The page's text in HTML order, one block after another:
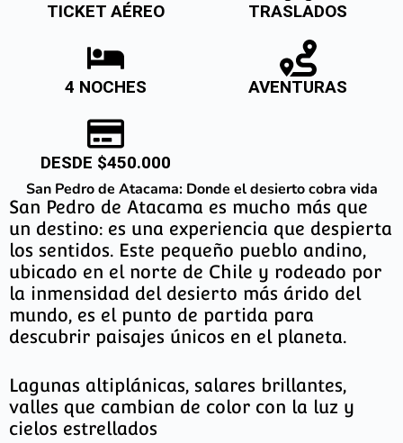
TICKET AÉREO TRASLADOS
4 NOCHES AVENTURAS
DESDE $450.000
San Pedro de Atacama: Donde el desierto cobra vida
San Pedro de Atacama es mucho más que
un destino: es una experiencia que despierta
los sentidos. Este pequeño pueblo andino,
ubicado en el norte de Chile y rodeado por
la inmensidad del desierto más árido del
mundo, es el punto de partida para
descubrir paisajes únicos en el planeta.
Lagunas altiplánicas, salares brillantes,
valles que cambian de color con la luz y
cielos estrellados